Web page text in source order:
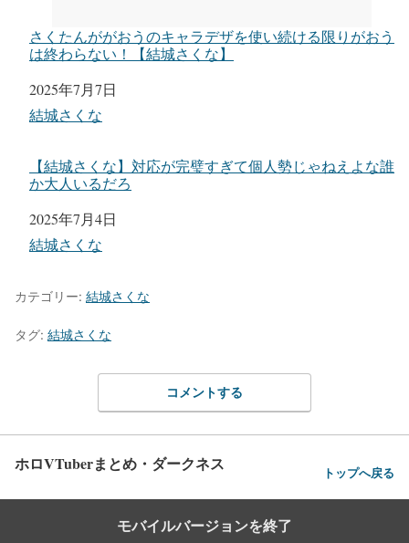
さくたんががおうのキャラデザを使い続ける限りがおう
は終わらない！【結城さくな】
日付
2025年7月7日
関連理由
結城さくな
【結城さくな】対応が完璧すぎて個人勢じゃねえよな誰
か大人いるだろ
日付
2025年7月4日
関連理由
結城さくな
カテゴリー: 結城さくな
タグ: 結城さくな
コメントする
ホロVTuberまとめ・ダークネス トップへ戻る
モバイルバージョンを終了